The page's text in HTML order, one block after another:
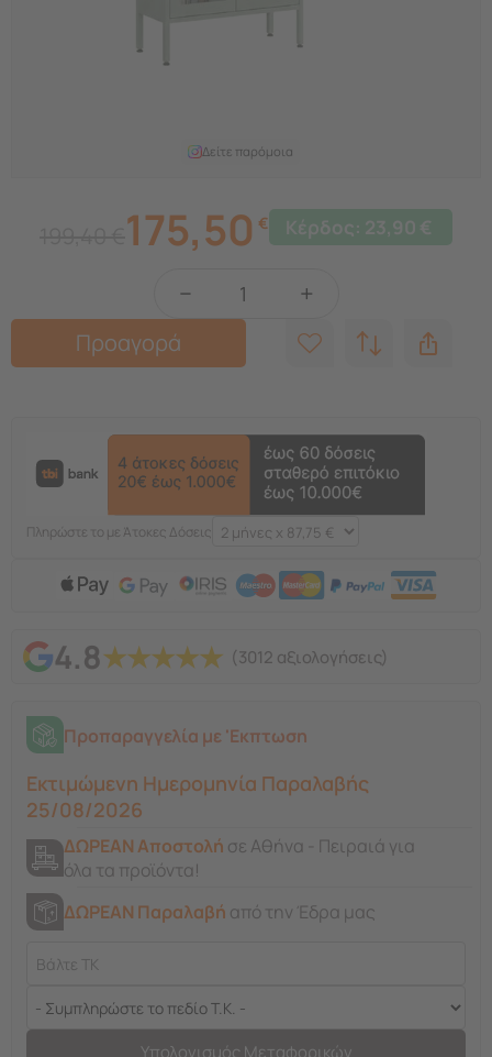
Δείτε παρόμοια
175,50 € Κέρδος: 23,90 €
+
−
Προαγορά
Πληρώστε το με Άτοκες Δόσεις
4.8★★★★★ (3012 αξιολογήσεις)
Προπαραγγελία με 'Εκπτωση
Εκτιμώμενη Ημερομηνία Παραλαβής
25/08/2026
ΔΩΡΕΑΝ Αποστολή σε Αθήνα - Πειραιά για
όλα τα προϊόντα!
ΔΩΡΕΑΝ Παραλαβή από την Έδρα μας
Υπολογισμός Μεταφορικών